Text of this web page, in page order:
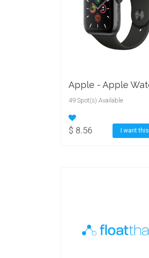
49 Spot(s) Available
$ 8.56 I want this